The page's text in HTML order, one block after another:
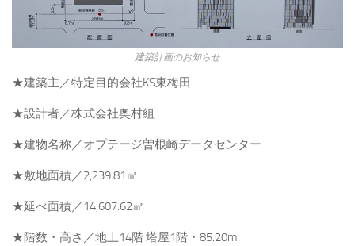
建築計画のお知らせ
★建築主／特定目的会社KS東梅田
★設計者／株式会社奥村組
★建物名称／オプテージ曽根崎データセンター
★敷地面積／2,239.81㎡
★延べ面積／14,607.62㎡
★階数・高さ／地上14階 塔屋1階・85.20m